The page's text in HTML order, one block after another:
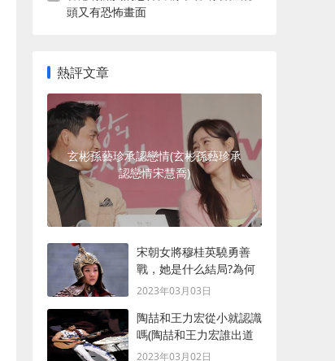
頭又有恐怖畫面
熱評文章
玄彬孫藝珍承認戀情(玄彬孫藝珍承
認戀情宋慧喬)
宋朝女將穆桂英驍勇善
戰，她是什么結局?為何
最后會被殺死？
2023年03月03日
陶喆和王力宏從小就認識
嗎(陶喆和王力宏誰出道
早)
2023年03月02日